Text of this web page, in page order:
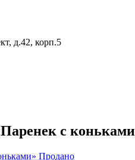
д.42, корп.5
с